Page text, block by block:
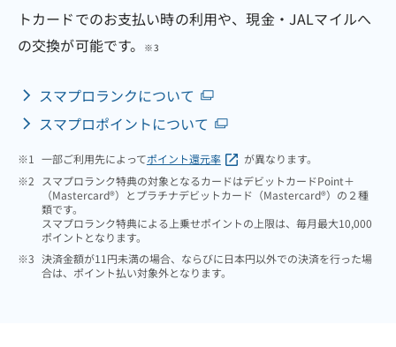
トカードでのお支払い時の利用や、現金・JALマイルへ
の交換が可能です。
※3
スマプロランクについて
スマプロポイントについて
※1 一部ご利用先によってポイント還元率
が異なります。
※2
スマプロランク特典の対象となるカードはデビットカードPoint＋
（Mastercard®）とプラチナデビットカード（Mastercard®）の２種
類です。
スマプロランク特典による上乗せポイントの上限は、毎月最大10,000
ポイントとなります。
※3 決済金額が11円未満の場合、ならびに日本円以外での決済を行った場
合は、ポイント払い対象外となります。